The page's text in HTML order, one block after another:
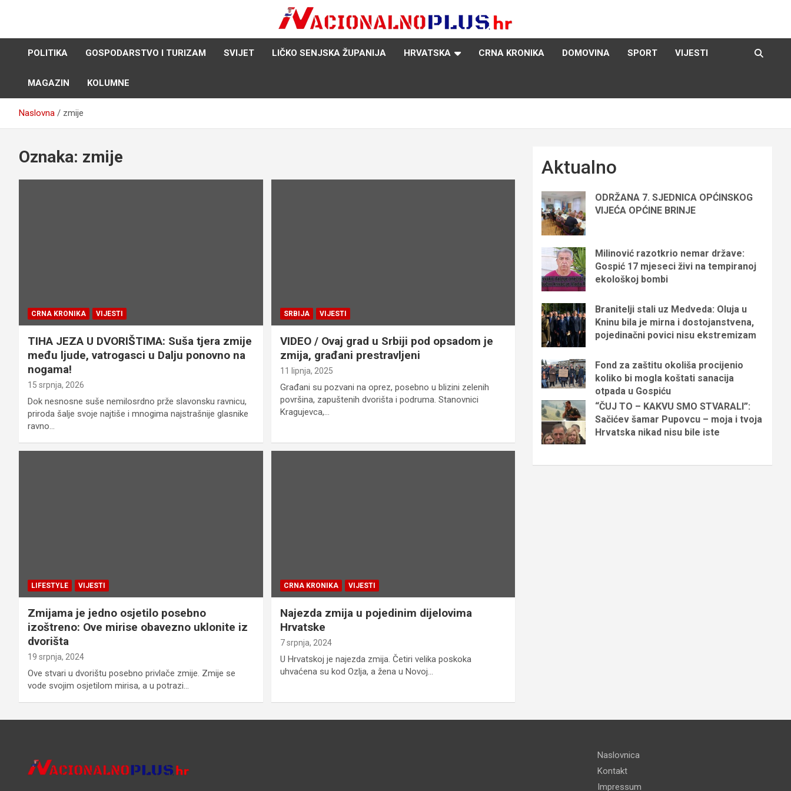
NacionalnoPlus.hr
Nacija želi znati više
POLITIKA
GOSPODARSTVO I TURIZAM SVIJET LIČKO SENJSKA ŽUPANIJA HRVATSKA CRNA KRONIKA DOMOVINA SPORT VIJESTI
MAGAZIN KOLUMNE
Naslovna zmije
Oznaka: zmije
CRNA KRONIKA VIJESTI
TIHA JEZA U DVORIŠTIMA: Suša tjera zmije
među ljude, vatrogasci u Dalju ponovno na
nogama!
15 srpnja, 2026
Dok nesnosne suše nemilosrdno prže slavonsku ravnicu,
priroda šalje svoje najtiše i mnogima najstrašnije glasnike
ravno…
SRBIJA VIJESTI
VIDEO / Ovaj grad u Srbiji pod opsadom je
zmija, građani prestravljeni
11 lipnja, 2025
Građani su pozvani na oprez, posebno u blizini zelenih
površina, zapuštenih dvorišta i podruma. Stanovnici
Kragujevca,…
LIFESTYLE VIJESTI
Zmijama je jedno osjetilo posebno
izoštreno: Ove mirise obavezno uklonite iz
dvorišta
19 srpnja, 2024
Ove stvari u dvorištu posebno privlače zmije. Zmije se
vode svojim osjetilom mirisa, a u potrazi…
CRNA KRONIKA VIJESTI
Najezda zmija u pojedinim dijelovima
Hrvatske
7 srpnja, 2024
U Hrvatskoj je najezda zmija. Četiri velika poskoka
uhvaćena su kod Ozlja, a žena u Novoj…
Aktualno
ODRŽANA 7. SJEDNICA OPĆINSKOG
VIJEĆA OPĆINE BRINJE
Milinović razotkrio nemar države:
Gospić 17 mjeseci živi na tempiranoj
ekološkoj bombi
Branitelji stali uz Medveda: Oluja u
Kninu bila je mirna i dostojanstvena,
pojedinačni povici nisu ekstremizam
Fond za zaštitu okoliša procijenio
koliko bi mogla koštati sanacija
otpada u Gospiću
“ČUJ TO – KAKVU SMO STVARALI”:
Sačićev šamar Pupovcu – moja i tvoja
Hrvatska nikad nisu bile iste
Naslovnica
Kontakt
Impressum